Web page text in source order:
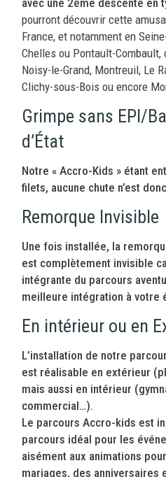
avec une 2ème descente en
pourront découvrir cette
France, et notamment en
Chelles ou Pontault-
Noisy-le-Grand, Montreuil, Le
Clichy-sous-Bois ou encore
Grimpe sans EPI/
d’État
Notre « Accro-Kids » étant
filets, aucune chute n’est
Remorque Invisible
Une fois installée, la
est complètement invisible
intégrante du parcours
meilleure intégration à votre
En intérieur ou en
L’installation de notre
est réalisable en extérieur
mais aussi en intérieur
commercial…).
Le parcours Accro-kids est
parcours idéal pour les
aisément aux animations
mariages, des anniversaires